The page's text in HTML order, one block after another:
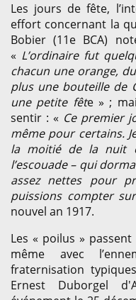
Les jours de fête,
effort concernant la
Bobier (11e BCA)
« L’ordinaire fut
chacun une orange,
plus une bouteille de
une petite fête » ;
sentir : « Ce premier
même pour certains.
la moitié de la nuit
l’escouade – qui
assez nettes pour
puissions compter
nouvel an 1917.
Les « poilus »
même avec
fraternisation
Ernest Duborgel